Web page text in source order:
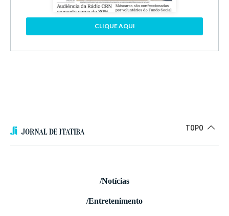
CLIQUE AQUI
TOPO
/Notícias
/Entretenimento